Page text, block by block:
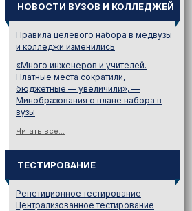
НОВОСТИ ВУЗОВ И КОЛЛЕДЖЕЙ
Правила целевого набора в медвузы
и колледжи изменились
«Много инженеров и учителей.
Платные места сократили,
бюджетные — увеличили», —
Минобразования о плане набора в
вузы
Читать все...
ТЕСТИРОВАНИЕ
Репетиционное тестирование
Централизованное тестирование